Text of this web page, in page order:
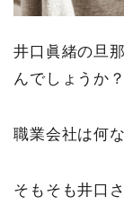
井口眞緒の旦
んでしょうか？
職業会社は何
そもそも井口